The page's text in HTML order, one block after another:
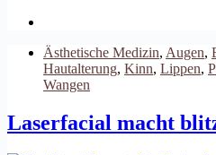
Ästhetische Medizin, Augen,
Hautalterung, Kinn, Lippen,
Wangen
Laserfacial macht